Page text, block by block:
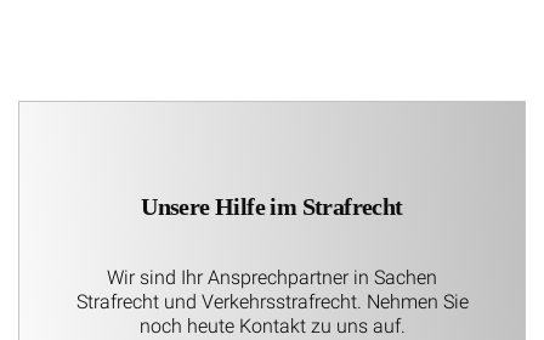
Unsere Hilfe im Strafrecht
Wir sind Ihr Ansprechpartner in Sachen
Strafrecht und Verkehrsstrafrecht. Nehmen Sie
noch heute Kontakt zu uns auf.